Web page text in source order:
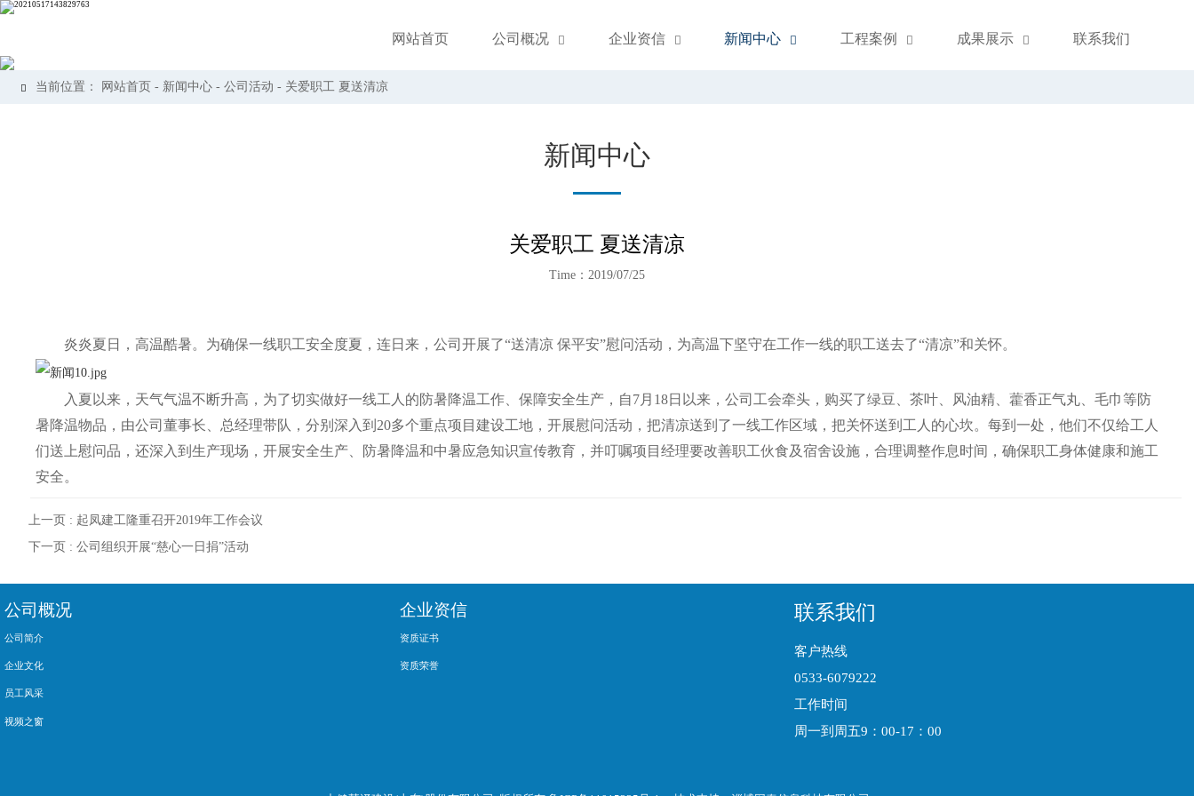
网站首页 公司概况  企业资信  新闻中心  工程案例  成果展示  联系我们
 当前位置： 网站首页 - 新闻中心 -公司活动 - 关爱职工 夏送清凉
新闻中心
关爱职工 夏送清凉
Time：2019/07/25
炎炎夏日，高温酷暑。为确保一线职工安全度夏，连日来，公司开展了“送清凉 保平安”慰问活动，为高温下坚守在工作一线的职工送去了“清凉”和关怀。
入夏以来，天气气温不断升高，为了切实做好一线工人的防暑降温工作、保障安全生产，自7月18日以来，公司工会牵头，购买了绿豆、茶叶、风油精、藿香正气丸、毛巾等防
暑降温物品，由公司董事长、总经理带队，分别深入到20多个重点项目建设工地，开展慰问活动，把清凉送到了一线工作区域，把关怀送到工人的心坎。每到一处，他们不仅给工人
们送上慰问品，还深入到生产现场，开展安全生产、防暑降温和中暑应急知识宣传教育，并叮嘱项目经理要改善职工伙食及宿舍设施，合理调整作息时间，确保职工身体健康和施工
安全。
上一页 : 起凤建工隆重召开2019年工作会议
下一页 : 公司组织开展“慈心一日捐”活动
公司概况
公司简介
企业文化
员工风采
视频之窗
企业资信
资质证书
资质荣誉
联系我们
客户热线
0533-6079222
工作时间
周一到周五9：00-17：00